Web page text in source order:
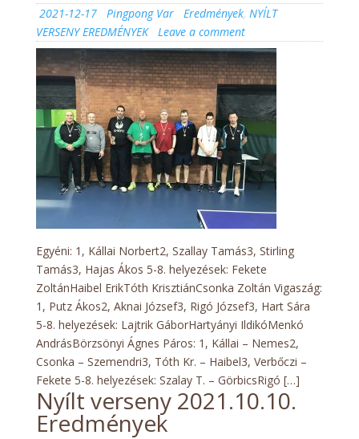
Posted
on
2021-12-17 Author
Pingpong Var Categories
Eredmények, NYÍLT
VERSENY EREDMÉNYEK
Leave a commenton
Nyílt
Verseny
2021.10.31.
Eredmények
Egyéni: 1, Kállai Norbert2, Szallay Tamás3, Stirling
Tamás3, Hajas Ákos 5-8. helyezések: Fekete
ZoltánHaibel ErikTóth KrisztiánCsonka Zoltán Vigaszág:
1, Putz Ákos2, Aknai József3, Rigó József3, Hart Sára
5-8. helyezések: Lajtrik GáborHartyányi IldikóMenkó
AndrásBörzsönyi Ágnes Páros: 1, Kállai – Nemes2,
Csonka – Szemendri3, Tóth Kr. – Haibel3, Verbőczi –
Fekete 5-8. helyezések: Szalay T. – GörbicsRigó […]
Nyílt verseny 2021.10.10.
Eredmények